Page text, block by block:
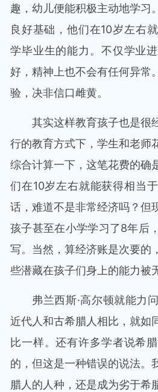
趣，幼儿便能积极主动地学习
良好基础，他们在10岁左右
学毕业生的能力。不仅学业
好，精神上也不会有任何异常
验，决非信口雌黄。
其实这样教育孩子也是很
行的教育方式下，学生和老师
综合计算一下，这笔花费的确
们在10岁左右就能获得相当
话，难道不是非常经济吗？但
孩子甚至在小学学习了8年后
写。当然，算经济账是次要的
些潜藏在孩子们身上的能力被
弗兰西斯·高尔顿就能力
近代人和古希腊人相比，就如
比一样。还有许多学者说希
的，但这是一种错误的说法。
腊人的人种，还是成为劣于希